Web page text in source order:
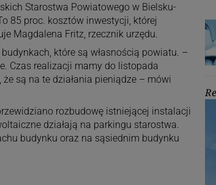
Starostwa Powiatowego w Bielsku-
85 proc. kosztów inwestycji, której
Magdalena Fritz, rzecznik urzędu.
które są własnością powiatu. –
Czas realizacji mamy do listopada
są na te działania pieniądze – mówi
rozbudowę istniejącej instalacji
działają na parkingu starostwa.
budynku oraz na sąsiednim budynku